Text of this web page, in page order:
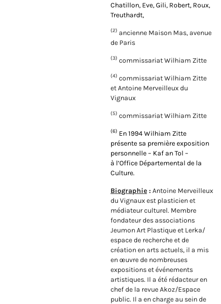
Chatillon, Eve, Gili, Robert, Roux,
Treuthardt,
(2) ancienne Maison Mas, avenue
de Paris
(3) commissariat Wilhiam Zitte
(4) commissariat Wilhiam Zitte
et Antoine Merveilleux du
Vignaux
(5) commissariat Wilhiam Zitte
(6) En 1994 Wilhiam Zitte
présente sa première exposition
personnelle – Kaf an Tol –
à l’Office Départemental de la
Culture.
Biographie : Antoine Merveilleux
du Vignaux est plasticien et
médiateur culturel. Membre
fondateur des associations
Jeumon Art Plastique et Lerka/
espace de recherche et de
création en arts actuels, il a mis
en œuvre de nombreuses
expositions et événements
artistiques. Il a été rédacteur en
chef de la revue Akoz/Espace
public. Il a en charge au sein de